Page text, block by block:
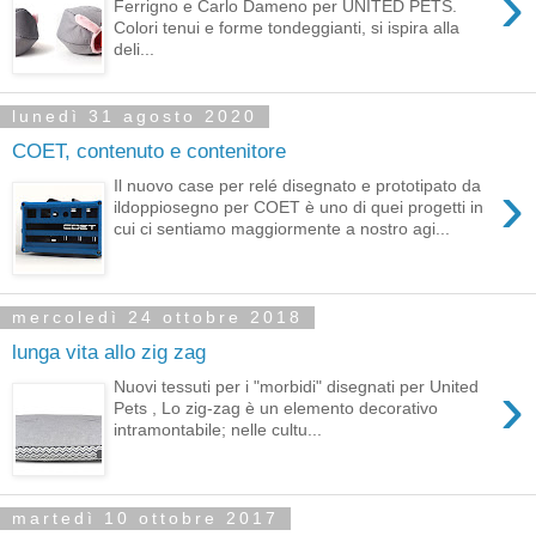
Ferrigno e Carlo Dameno per UNITED PETS.
Colori tenui e forme tondeggianti, si ispira alla
deli...
lunedì 31 agosto 2020
COET, contenuto e contenitore
›
Il nuovo case per relé disegnato e prototipato da
ildoppiosegno per COET è uno di quei progetti in
cui ci sentiamo maggiormente a nostro agi...
mercoledì 24 ottobre 2018
lunga vita allo zig zag
›
Nuovi tessuti per i "morbidi" disegnati per United
Pets , Lo zig-zag è un elemento decorativo
intramontabile; nelle cultu...
martedì 10 ottobre 2017